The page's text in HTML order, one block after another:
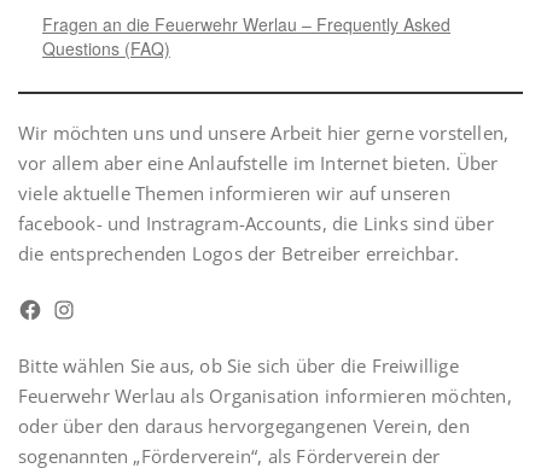
Fragen an die Feuerwehr Werlau – Frequently Asked
Questions (FAQ)
Wir möchten uns und unsere Arbeit hier gerne vorstellen,
vor allem aber eine Anlaufstelle im Internet bieten. Über
viele aktuelle Themen informieren wir auf unseren
facebook- und Instragram-Accounts, die Links sind über
die entsprechenden Logos der Betreiber erreichbar.
Facebook
Instagram
Bitte wählen Sie aus, ob Sie sich über die Freiwillige
Feuerwehr Werlau als Organisation informieren möchten,
oder über den daraus hervorgegangenen Verein, den
sogenannten „Förderverein“, als Förderverein der